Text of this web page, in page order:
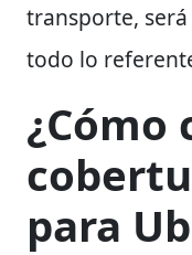
transporte,
todo lo
para